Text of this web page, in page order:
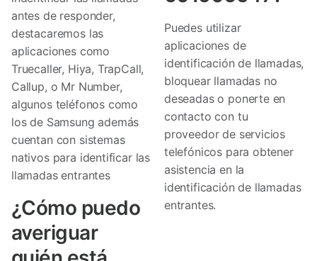
antes de responder,
destacaremos las
aplicaciones como
Truecaller, Hiya, TrapCall,
Callup, o Mr Number,
algunos teléfonos como
los de Samsung además
cuentan con sistemas
nativos para identificar las
llamadas entrantes
¿Cómo puedo
averiguar
Puedes utilizar
aplicaciones de
identificación de llamadas,
bloquear llamadas no
deseadas o ponerte en
contacto con tu
proveedor de servicios
telefónicos para obtener
asistencia en la
identificación de llamadas
entrantes.